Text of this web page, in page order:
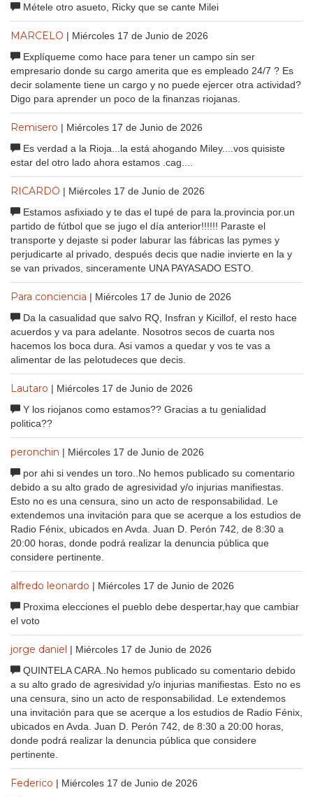
Métele otro asueto, Ricky que se cante Milei
MARCELO | Miércoles 17 de Junio de 2026
Explíqueme como hace para tener un campo sin ser
empresario donde su cargo amerita que es empleado 24/7 ? Es
decir solamente tiene un cargo y no puede ejercer otra actividad?
Digo para aprender un poco de la finanzas riojanas.
Remisero | Miércoles 17 de Junio de 2026
Es verdad a la Rioja...la está ahogando Miley....vos quisiste
estar del otro lado ahora estamos .cag....
RICARDO | Miércoles 17 de Junio de 2026
Estamos asfixiado y te das el tupé de para la.provincia por.un
partido de fútbol que se jugo el día anterior!!!!!! Paraste el
transporte y dejaste si poder laburar las fábricas las pymes y
perjudicarte al privado, después decis que nadie invierte en la y
se van privados, sinceramente UNA PAYASADO ESTO.
Para conciencia | Miércoles 17 de Junio de 2026
Da la casualidad que salvo RQ, Insfran y Kicillof, el resto hace
acuerdos y va para adelante. Nosotros secos de cuarta nos
hacemos los boca dura. Asi vamos a quedar y vos te vas a
alimentar de las pelotudeces que decis.
Lautaro | Miércoles 17 de Junio de 2026
Y los riojanos como estamos?? Gracias a tu genialidad
politica??
peronchin | Miércoles 17 de Junio de 2026
por ahi si vendes un toro..No hemos publicado su comentario
debido a su alto grado de agresividad y/o injurias manifiestas.
Esto no es una censura, sino un acto de responsabilidad. Le
extendemos una invitación para que se acerque a los estudios de
Radio Fénix, ubicados en Avda. Juan D. Perón 742, de 8:30 a
20:00 horas, donde podrá realizar la denuncia pública que
considere pertinente.
alfredo leonardo | Miércoles 17 de Junio de 2026
Proxima elecciones el pueblo debe despertar,hay que cambiar
el voto
jorge daniel | Miércoles 17 de Junio de 2026
QUINTELA CARA..No hemos publicado su comentario debido
a su alto grado de agresividad y/o injurias manifiestas. Esto no es
una censura, sino un acto de responsabilidad. Le extendemos
una invitación para que se acerque a los estudios de Radio Fénix,
ubicados en Avda. Juan D. Perón 742, de 8:30 a 20:00 horas,
donde podrá realizar la denuncia pública que considere
pertinente.
Federico | Miércoles 17 de Junio de 2026